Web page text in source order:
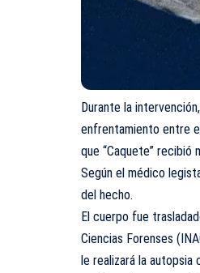
Durante la
enfrentamiento entre
que “Caquete” recibió
Según el médico
del hecho.
El cuerpo fue
Ciencias Forenses
le realizará la autopsia